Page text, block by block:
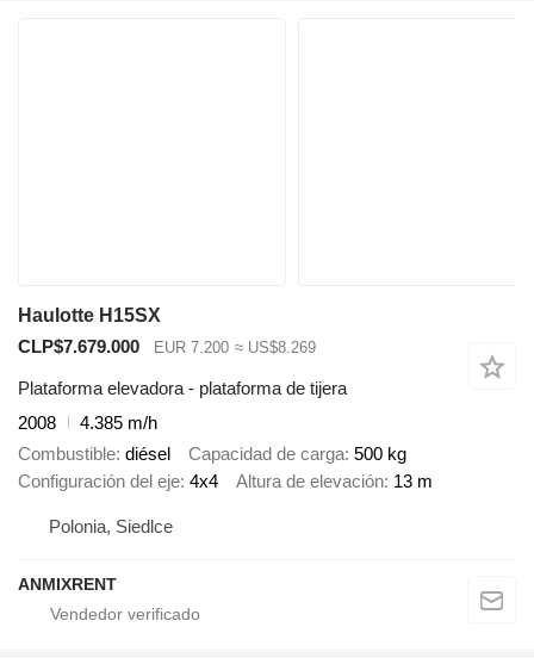
Haulotte H15SX
CLP$7.679.000
EUR 7.200 ≈ US$8.269
Plataforma elevadora - plataforma de tijera
2008
4.385 m/h
Combustible diésel Capacidad de carga 500 kg
Configuración del eje 4x4 Altura de elevación 13 m
Polonia, Siedlce
ANMIXRENT